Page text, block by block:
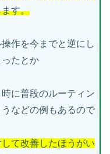
す。
作を今までと逆にし
たとか
時に普段のルーティン
などの例もあるので
して改善したほうがい